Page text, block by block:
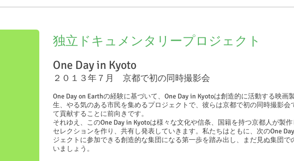
独立ドキュメンタリープロジェクト
One Day in Kyoto
２０１３年７月 京都で初の同時撮影会
One Day on Earthの経験に基づいて、One Day in Kyotoは創造的に活動する映画
生、やる気のある市民を集めるプロジェクトで、彼らは京都で初の同時撮影会
て貢献することに前向きです。
それゆえ、このOne Day in Kyotoは様々な文化や信条、国籍を持つ京都人が製
セレクションを作り、共有し発表していきます。私たちはともに、次のOne
ジェクトに参加できる創造的な集団になる第一歩を踏み出し、まだ見ぬ集団で
いましょう。